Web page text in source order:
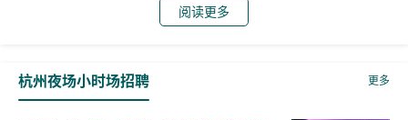
**背景调查**: 对于入选的候选人，雇主可能会进行背景
作邀请。一般会先通知应聘者，然后发送正式的工作合
阅读更多
杭州夜场小时场招聘 更多